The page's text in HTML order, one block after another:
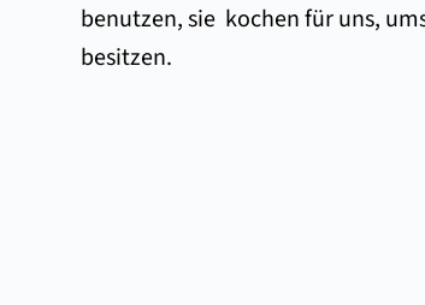
benutzen, sie kochen für uns,
besitzen.